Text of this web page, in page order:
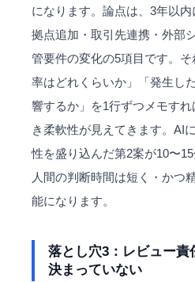
になります。論点は、3年以内
拠点追加・取引先連携・外部
管要件の変化の5項目です。
率はどれくらいか」「発生し
響するか」を1行ずつメモす
き柔軟性が見えてきます。AI
性を盛り込んだ第2案が10〜15
人間の判断時間は短く・かつ
能になります。
落とし穴3：レビュー責
決まっていない